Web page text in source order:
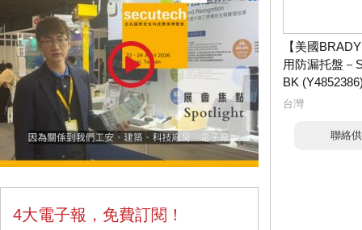
4大電子報，免費訂閱！
【美國
用防漏托盤－
BK
台灣
聯絡